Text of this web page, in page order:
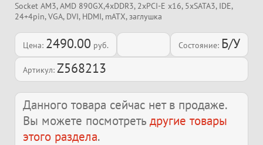
Socket AM3, AMD 890GX,4xDDR3, 2xPCI-E x16, 5xSATA3, IDE,
24+4pin, VGA, DVI, HDMI, mATX, заглушка
Цена: 2490.00 руб. Состояние: Б/У
Артикул: Z568213
Данного товара сейчас нет в продаже.
Вы можете посмотреть другие товары
этого раздела.